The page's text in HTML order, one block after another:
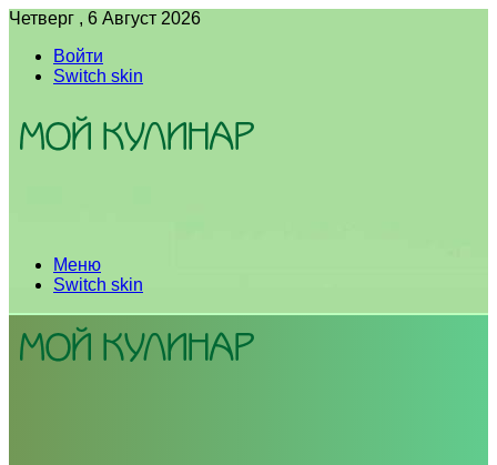
Четверг , 6 Август 2026
Войти
Switch skin
Меню
Switch skin